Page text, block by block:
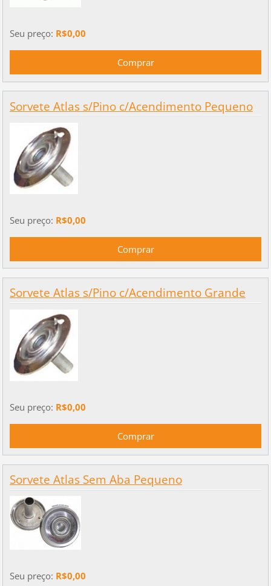
Seu preço: R$0,00
Sorvete Atlas s/Pino c/Acendimento Pequeno
Seu preço: R$0,00
Sorvete Atlas s/Pino c/Acendimento Grande
Seu preço: R$0,00
Sorvete Atlas Sem Aba Pequeno
Seu preço: R$0,00